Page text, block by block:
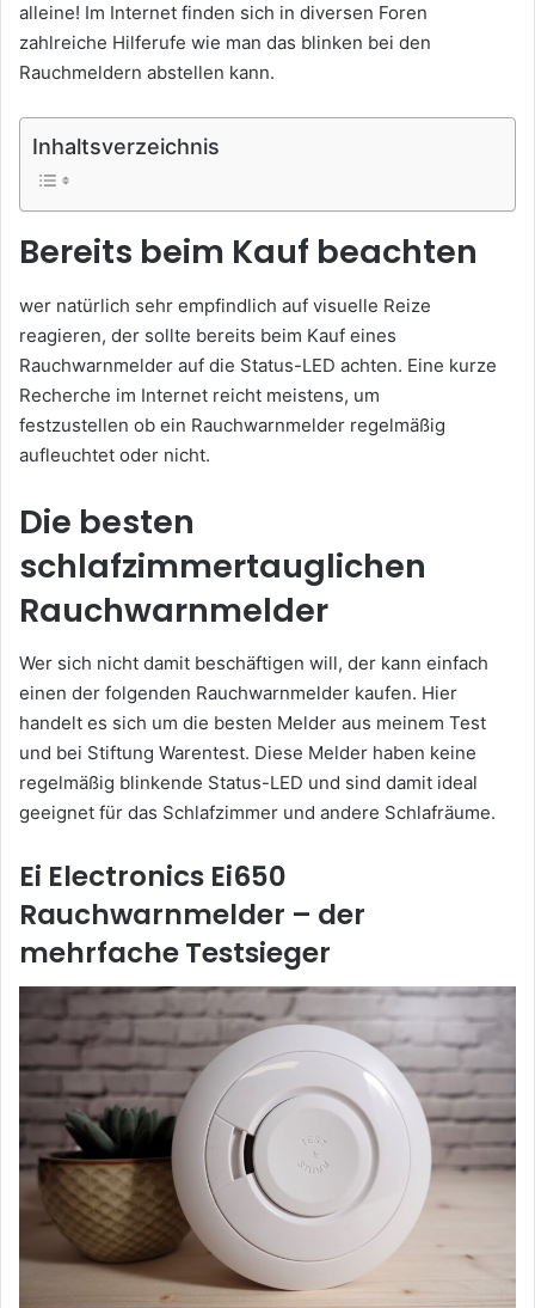
alleine! Im Internet finden sich in diversen Foren
zahlreiche Hilferufe wie man das blinken bei den
Rauchmeldern abstellen kann.
Inhaltsverzeichnis
Bereits beim Kauf beachten
wer natürlich sehr empfindlich auf visuelle Reize
reagieren, der sollte bereits beim Kauf eines
Rauchwarnmelder auf die Status-LED achten. Eine kurze
Recherche im Internet reicht meistens, um
festzustellen ob ein Rauchwarnmelder regelmäßig
aufleuchtet oder nicht.
Die besten
schlafzimmertauglichen
Rauchwarnmelder
Wer sich nicht damit beschäftigen will, der kann einfach
einen der folgenden Rauchwarnmelder kaufen. Hier
handelt es sich um die besten Melder aus meinem Test
und bei Stiftung Warentest. Diese Melder haben keine
regelmäßig blinkende Status-LED und sind damit ideal
geeignet für das Schlafzimmer und andere Schlafräume.
Ei Electronics Ei650
Rauchwarnmelder – der
mehrfache Testsieger